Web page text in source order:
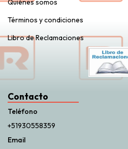
Quiénes somos
Términos y condiciones
Libro de Reclamaciones
Contacto
Teléfono
+51930558359
Email